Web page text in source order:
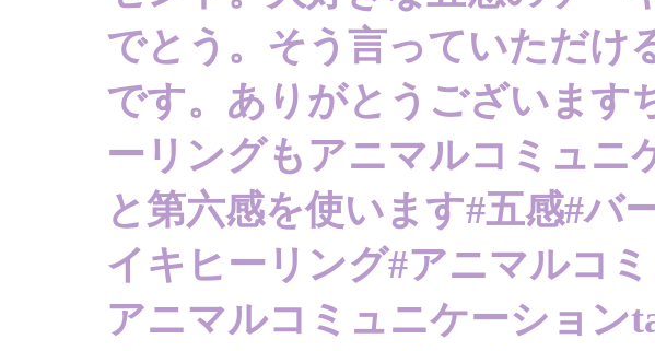
でとう。 そう言っていただけ
です。 ありがとうございます
ーリングも アニマルコミュニ
と 第六感を使います #五感 #バ
イキヒーリング #アニマルコ
アニマルコミュニケーション